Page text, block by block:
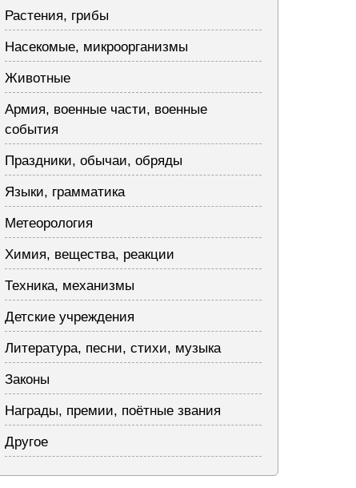
Растения, грибы
Насекомые, микроорганизмы
Животные
Армия, военные части, военные
события
Праздники, обычаи, обряды
Языки, грамматика
Метеорология
Химия, вещества, реакции
Техника, механизмы
Детские учреждения
Литература, песни, стихи, музыка
Законы
Награды, премии, поётные звания
Другое